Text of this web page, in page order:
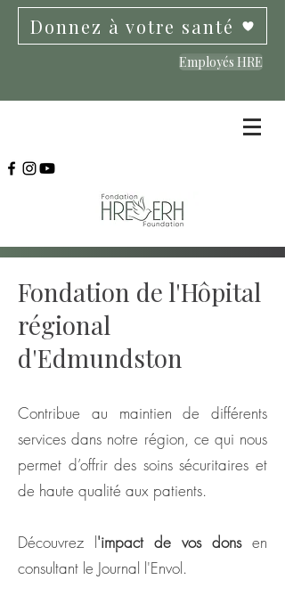
Donnez à votre santé
Employés HRE
Fondation de l'Hôpital
régional
d'Edmundston
Contribue au maintien de différents
services dans notre région, ce qui nous
permet d’offrir des soins sécuritaires et
de haute qualité aux patients.
Découvrez l'impact de vos donsen
consultant le Journal l'Envol.